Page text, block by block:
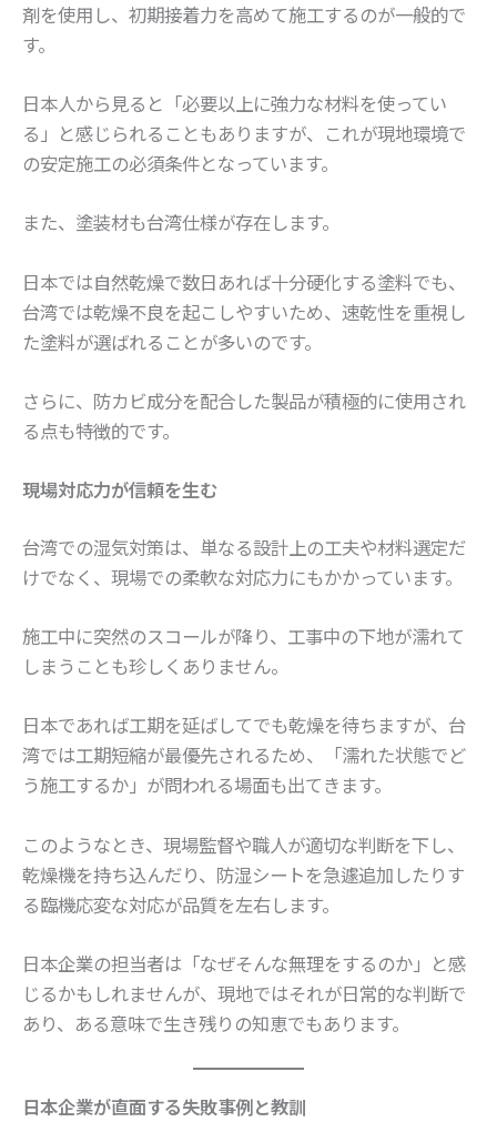
剤を使用し、初期接着力を高めて施工するのが一般的で
す。
日本人から見ると「必要以上に強力な材料を使ってい
る」と感じられることもありますが、これが現地環境で
の安定施工の必須条件となっています。
また、塗装材も台湾仕様が存在します。
日本では自然乾燥で数日あれば十分硬化する塗料でも、
台湾では乾燥不良を起こしやすいため、速乾性を重視し
た塗料が選ばれることが多いのです。
さらに、防カビ成分を配合した製品が積極的に使用され
る点も特徴的です。
現場対応力が信頼を生む
台湾での湿気対策は、単なる設計上の工夫や材料選定だ
けでなく、現場での柔軟な対応力にもかかっています。
施工中に突然のスコールが降り、工事中の下地が濡れて
しまうことも珍しくありません。
日本であれば工期を延ばしてでも乾燥を待ちますが、台
湾では工期短縮が最優先されるため、「濡れた状態でど
う施工するか」が問われる場面も出てきます。
このようなとき、現場監督や職人が適切な判断を下し、
乾燥機を持ち込んだり、防湿シートを急遽追加したりす
る臨機応変な対応が品質を左右します。
日本企業の担当者は「なぜそんな無理をするのか」と感
じるかもしれませんが、現地ではそれが日常的な判断で
あり、ある意味で生き残りの知恵でもあります。
日本企業が直面する失敗事例と教訓